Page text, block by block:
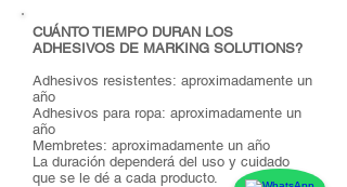
CUÁNTO TIEMPO DURAN LOS
ADHESIVOS DE MARKING SOLUTIONS?
Adhesivos resistentes: aproximadamente un
año
Adhesivos para ropa: aproximadamente un
año
Membretes: aproximadamente un año
La duración dependerá del uso y cuidado
que se le dé a cada producto.